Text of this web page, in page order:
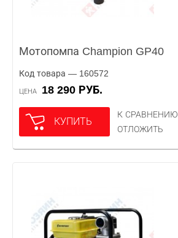
Мотопомпа Champion GP40
Код товара — 160572
ЦЕНА 18 290 РУБ.
КУПИТЬ
К СРАВНЕНИЮ
ОТЛОЖИТЬ